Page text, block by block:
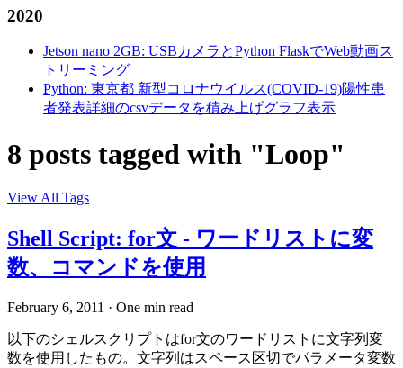
2020
Jetson nano 2GB: USBカメラとPython FlaskでWeb動画ス
トリーミング
Python: 東京都 新型コロナウイルス(COVID-19)陽性患
者発表詳細のcsvデータを積み上げグラフ表示
8 posts tagged with "Loop"
View All Tags
Shell Script: for文 - ワードリストに変
数、コマンドを使用
February 6, 2011 · One min read
以下のシェルスクリプトはfor文のワードリストに文字列変
数を使用したもの。文字列はスペース区切でパラメータ変数